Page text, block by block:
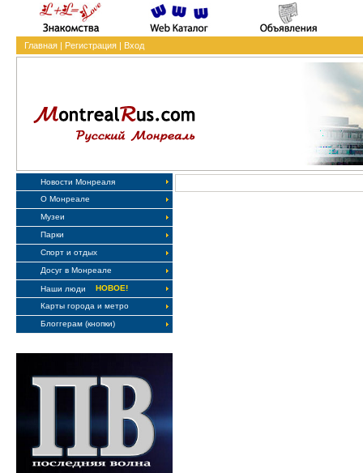
Главная| Регистрация| Вход
Новости Монреаля
О Монреале
Музеи
Парки
Спорт и отдых
Досуг в Монреале
Наши люди
НОВОЕ!
Карты города и метро
Блоггерам (кнопки)